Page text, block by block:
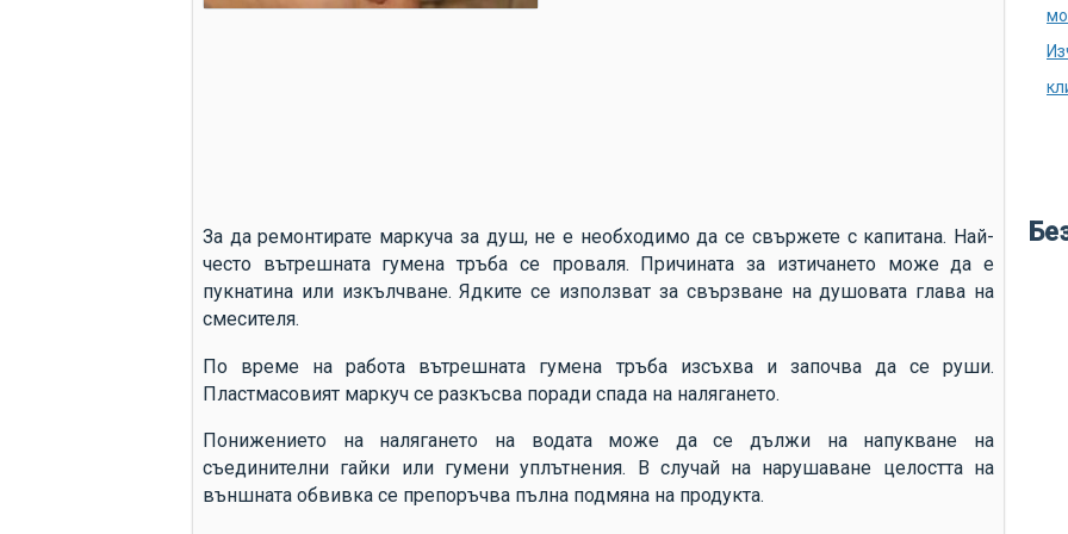
За да ремонтирате маркуча за душ, не е необходимо да се свържете с капитана. Най-
често вътрешната гумена тръба се проваля. Причината за изтичането може да е
пукнатина или изкълчване. Ядките се използват за свързване на душовата глава на
смесителя.
По време на работа вътрешната гумена тръба изсъхва и започва да се руши.
Пластмасовият маркуч се разкъсва поради спада на налягането.
Понижението на налягането на водата може да се дължи на напукване на
съединителни гайки или гумени уплътнения. В случай на нарушаване целостта на
външната обвивка се препоръчва пълна подмяна на продукта.